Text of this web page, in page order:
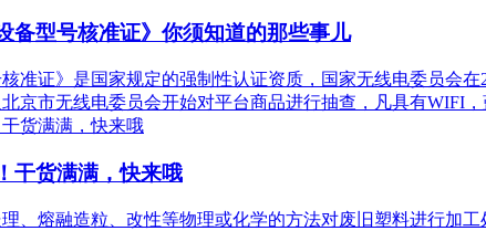
备型号核准证》你须知道的那些事儿
核准证》是国家规定的强制性认证资质，国家无线电委员会
京市无线电委员会开始对平台商品进行抽查，凡具有WIFI
干货满满，快来哦
、熔融造粒、改性等物理或化学的方法对废旧塑料进行加